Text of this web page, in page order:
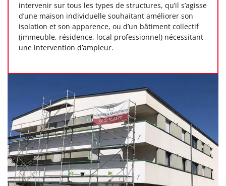
intervenir sur tous les types de structures, qu’il s’agisse
d’une maison individuelle souhaitant améliorer son
isolation et son apparence, ou d’un bâtiment collectif
(immeuble, résidence, local professionnel) nécessitant
une intervention d’ampleur.